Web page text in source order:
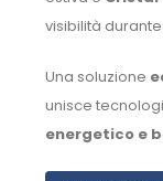
visibilità durante
Una soluzione
unisce
energetico e